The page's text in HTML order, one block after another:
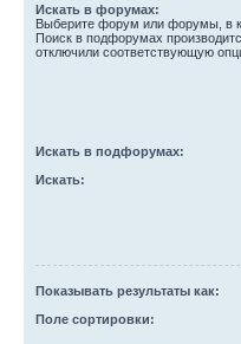
Искать в форумах:
Выберите форум или форумы, в
Поиск в подфорумах
отключили соответствующую
Искать в подфорумах:
Искать:
Показывать результаты как:
Поле сортировки: